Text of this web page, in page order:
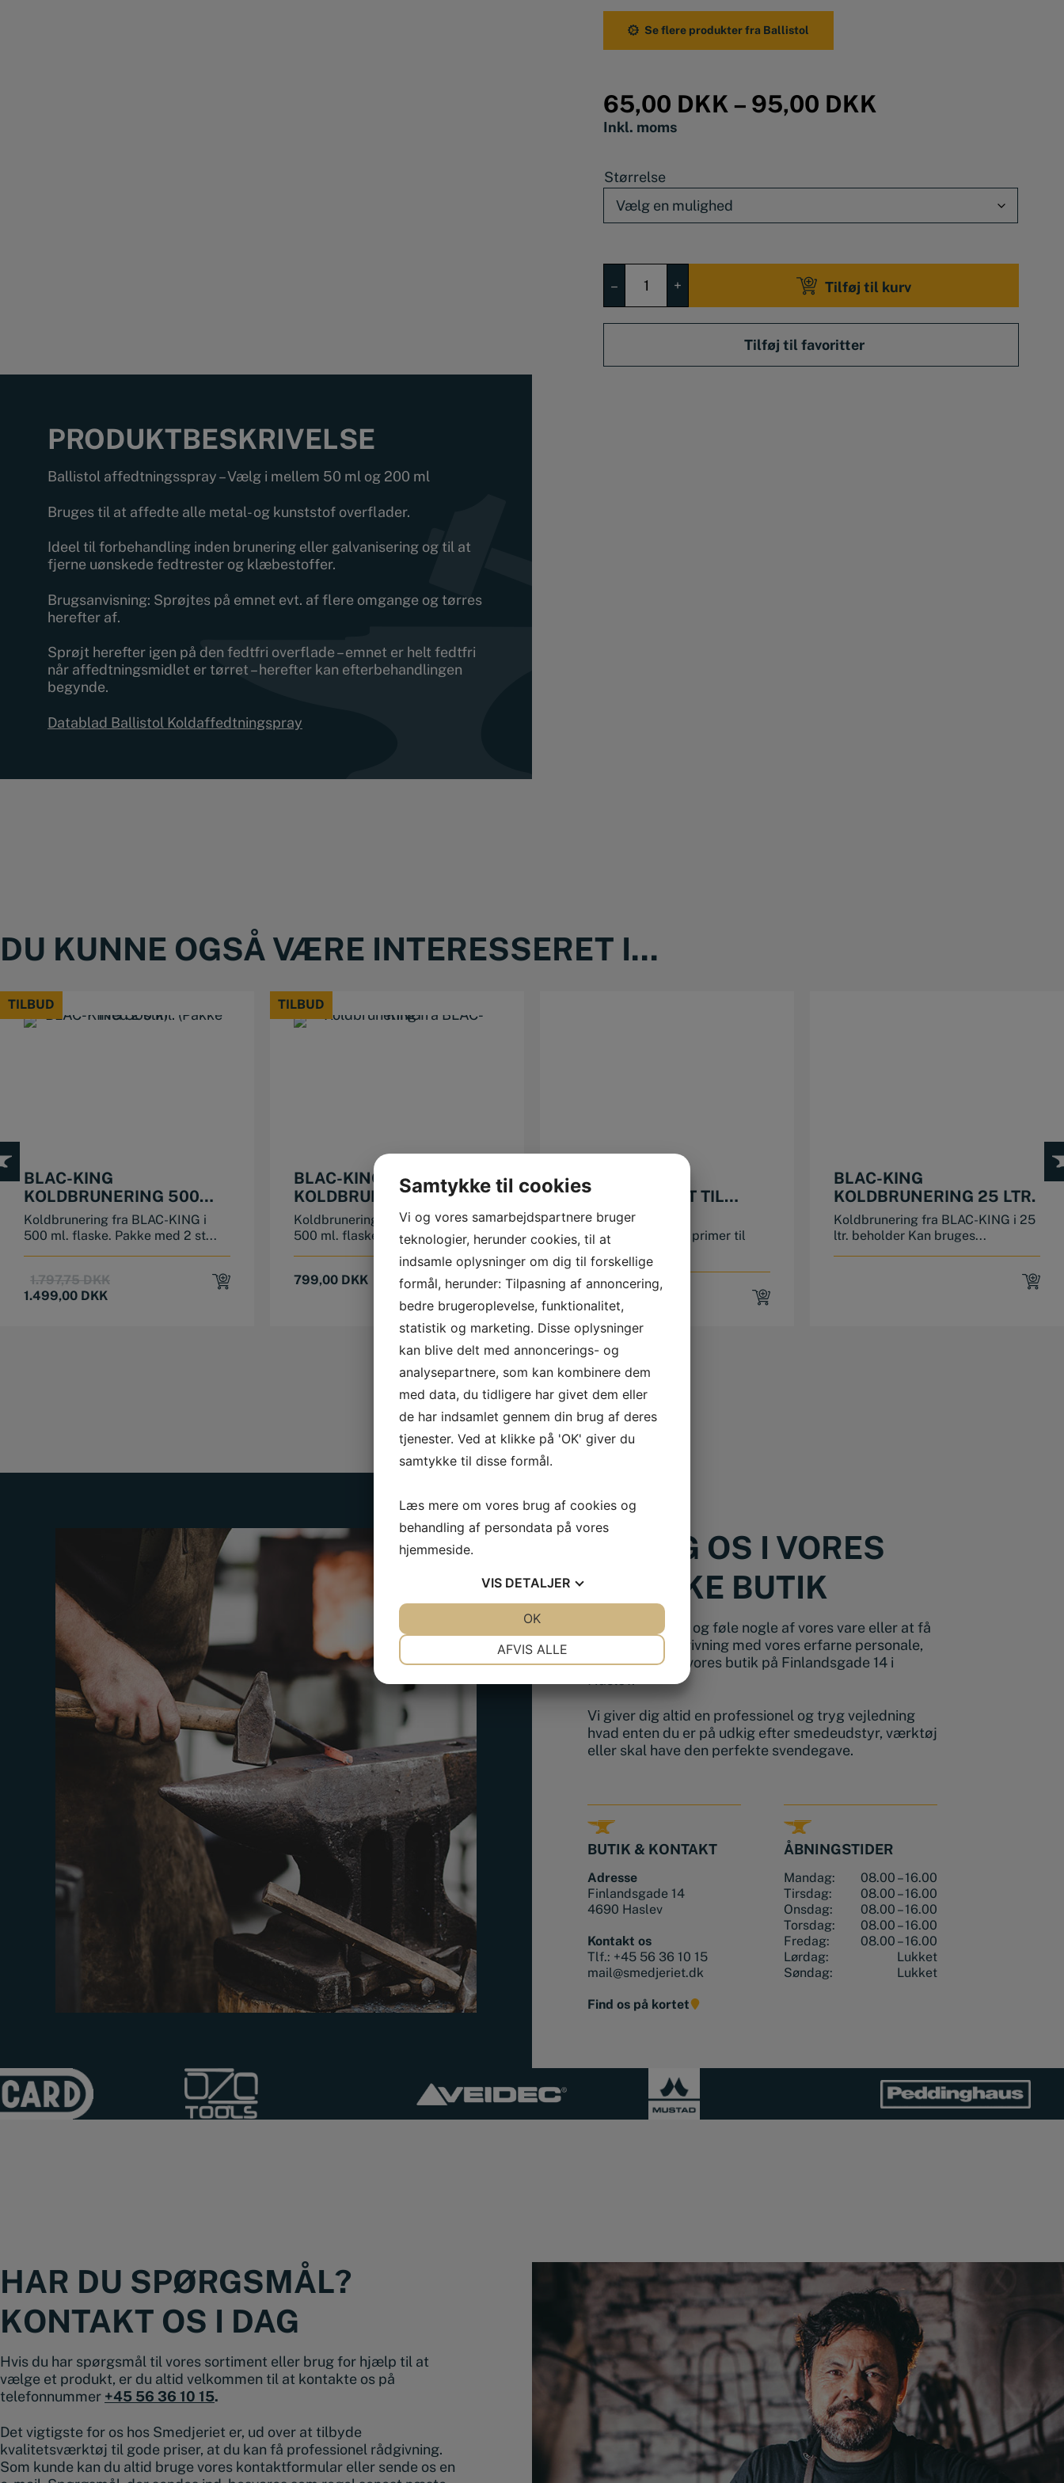
PRODUKTBESKRIVELSE
Ballistol affedtningsspray – Vælg i mellem 50 ml og 200 ml
Bruges til at affedte alle metal- og kunststof overflader.
Ideel til forbehandling inden brunering eller galvanisering og til at
fjerne uønskede fedtrester og klæbestoffer.
Brugsanvisning: Sprøjtes på emnet evt. af flere omgange og tørres
herefter af.
Sprøjt herefter igen på den fedtfri overflade – emnet er helt fedtfri
når affedtningsmidlet er tørret – herefter kan efterbehandlingen
begynde.
Datablad Ballistol Koldaffedtningspray
at fjerne uønskede fedtrester og klæbestoffer
Se flere produkter fra Ballistol
65,00 DKK – 95,00 DKK
Inkl. moms
Størrelse
–
affedtningsspray
antal
+ Tilføj til kurv
DU KUNNE OGSÅ VÆRE INTERESSERET I...
TILBUD
TILBUD
BLAC-KING
KOLDBRUNERING 500
ML. (PAKKE MED 2 STK)
Koldbrunering fra BLAC-KING i
500 ml. flaske. Pakke med 2 st...
1.797,75DKKOriginal
1.499,00 DKK
Current
TILBUD
TILBUD
BLAC-KING
KOLDBRUNERING 500
ML.
Koldbrunering fra BLAC-KING i
500 ml. flaske Kan både p�...
899,00DKKOriginal
was:
899,00 DKK.
799,00 DKK
Current
is:
799,00 DKK.
BALLISTOL
BRUNERINGSÆT TIL
ALUMINIUM
Ballistol sæt med
bruneringsvæsker og primer til
BLAC-KING
KOLDBRUNERING 25 LTR.
Koldbrunering fra BLAC-KING i 25
ltr. beholder Kan bruges...
BESØG OS I VORES
FYSISKE BUTIK
Ønsker du at se og føle nogle af vores vare eller at få
en snak og rådgivning med vores erfarne personale,
kan du besøge vores butik på Finlandsgade 14 i
Vi giver dig altid en professionel og tryg vejledning
hvad enten du er på udkig efter smedeudstyr, værktøj
eller skal have den perfekte svendegave.
BUTIK & KONTAKT
Adresse
Finlandsgade 14
4690 Haslev
Kontakt os
Tlf.: +45 56 36 10 15
mail@smedjeriet.dk
Find os på kortet
ÅBNINGSTIDER
Mandag:
08.00 – 16.00
Tirsdag:
08.00 – 16.00
Onsdag:
08.00 – 16.00
Torsdag:
08.00 – 16.00
Fredag:
08.00 – 16.00
Lørdag:
Lukket
Søndag:
Lukket
HAR DU SPØRGSMÅL?
KONTAKT OS I DAG
Hvis du har spørgsmål til vores sortiment eller brug for hjælp til at
vælge et produkt, er du altid velkommen til at kontakte os på
telefonnummer +45 56 36 10 15.
Det vigtigste for os hos Smedjeriet er, ud over at tilbyde
kvalitetsværktøj til gode priser, at du kan få professionel rådgivning.
Som kunde kan du altid bruge vores kontaktformular eller sende os en
Samtykke til cookies
Vi og vores samarbejdspartnere bruger
teknologier, herunder cookies, til at
indsamle oplysninger om dig til forskellige
formål, herunder: Tilpasning af annoncering,
bedre brugeroplevelse, funktionalitet,
statistik og marketing. Disse oplysninger
kan blive delt med annoncerings- og
analysepartnere, som kan kombinere dem
med data, du tidligere har givet dem eller
de har indsamlet gennem din brug af deres
tjenester. Ved at klikke på 'OK' giver du
samtykke til disse formål.
Læs mere om vores brug af cookies og
behandling af persondata på vores
hjemmeside.
VIS DETALJER
AFVIS ALLE
OK